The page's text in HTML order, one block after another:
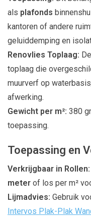
als plafonds
kantoren of andere
geluiddemping en
Renovlies Toplaag:
toplaag die
muurverf op
afwerking.
Gewicht per m²: 380
toepassing.
Toepassing en
Verkrijgbaar in Rollen:
meter of los per m²
Lijmadvies: Gebruik
Intervos Plak-Plak